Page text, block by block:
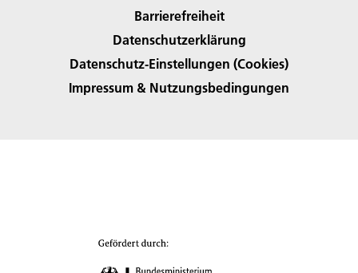
Barrierefreiheit
Datenschutzerklärung
Datenschutz-Einstellungen (Cookies)
Impressum & Nutzungsbedingungen